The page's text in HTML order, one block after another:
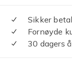
Sikker
Fornøyde
30 dagers